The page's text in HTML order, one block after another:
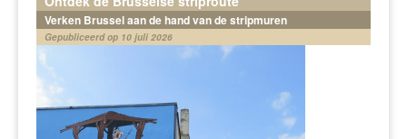
Verken Brussel aan de hand van de stripmuren
Gepubliceerd op 10 juli 2026